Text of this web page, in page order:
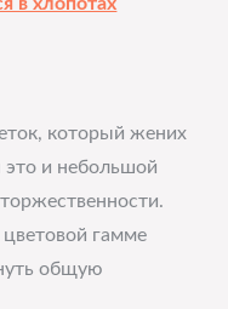
который жених
это и небольшой
гамме
общую